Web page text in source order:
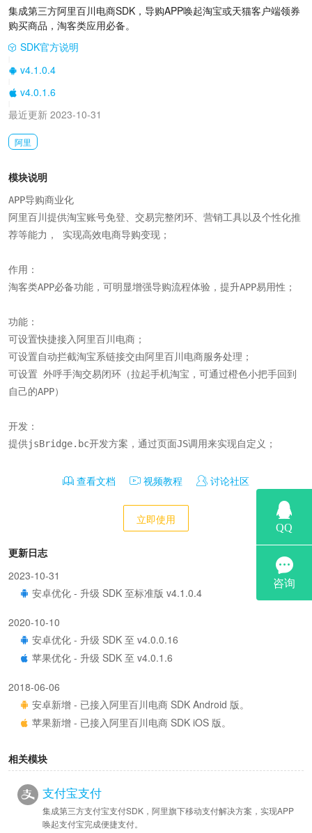
集成第三方阿里百川电商SDK，导购APP唤起淘宝或天猫客户端领券
购买商品，淘客类应用必备。
SDK官方说明
v4.1.0.4
v4.0.1.6
最近更新 2023-10-31
阿里
模块说明
APP导购商业化
阿里百川提供淘宝账号免登、交易完整闭环、营销工具以及个性化推
荐等能力， 实现高效电商导购变现；
作用：
淘客类APP必备功能，可明显增强导购流程体验，提升APP易用性；
功能：
可设置快捷接入阿里百川电商；
可设置自动拦截淘宝系链接交由阿里百川电商服务处理；
可设置 外呼手淘交易闭环（拉起手机淘宝，可通过橙色小把手回到
自己的APP）
开发：
提供jsBridge.bc开发方案，通过页面JS调用来实现自定义；
查看文档 视频教程 讨论社区
立即使用
更新日志
2023-10-31
安卓优化 - 升级 SDK 至标准版 v4.1.0.4
2020-10-10
安卓优化 - 升级 SDK 至 v4.0.0.16
苹果优化 - 升级 SDK 至 v4.0.1.6
2018-06-06
安卓新增 - 已接入阿里百川电商 SDK Android 版。
苹果新增 - 已接入阿里百川电商 SDK iOS 版。
相关模块
支付宝支付
集成第三方支付宝支付SDK，阿里旗下移动支付解决方案，实现APP
唤起支付宝完成便捷支付。